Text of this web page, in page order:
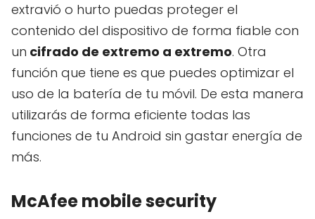
extravió o hurto puedas proteger el
contenido del dispositivo de forma fiable con
un cifrado de extremo a extremo. Otra
función que tiene es que puedes optimizar el
uso de la batería de tu móvil. De esta manera
utilizarás de forma eficiente todas las
funciones de tu Android sin gastar energía de
más.
McAfee mobile security